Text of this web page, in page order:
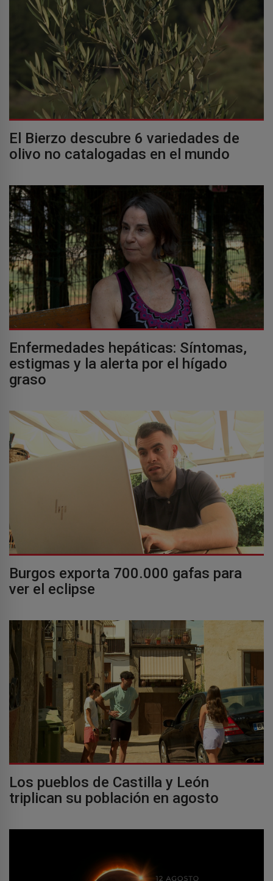
El Bierzo descubre 6 variedades de
olivo no catalogadas en el mundo
Enfermedades hepáticas: Síntomas,
estigmas y la alerta por el hígado
graso
Burgos exporta 700.000 gafas para
ver el eclipse
Los pueblos de Castilla y León
triplican su población en agosto